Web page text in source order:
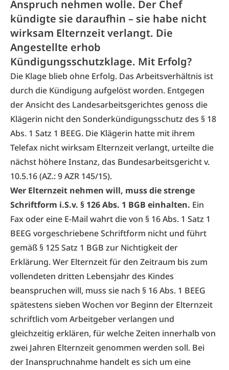
Anspruch nehmen wolle. Der Chef
kündigte sie daraufhin – sie habe nicht
wirksam Elternzeit verlangt. Die
Angestellte erhob
Kündigungsschutzklage. Mit Erfolg?
Die Klage blieb ohne Erfolg. Das Arbeitsverhältnis ist
durch die Kündigung aufgelöst worden. Entgegen
der Ansicht des Landesarbeitsgerichtes genoss die
Klägerin nicht den Sonderkündigungsschutz des § 18
Abs. 1 Satz 1 BEEG. Die Klägerin hatte mit ihrem
Telefax nicht wirksam Elternzeit verlangt, urteilte die
nächst höhere Instanz, das Bundesarbeitsgericht v.
10.5.16 (AZ.: 9 AZR 145/15).
Wer Elternzeit nehmen will, muss die strenge
Schriftform i.S.v. § 126 Abs. 1 BGB einhalten. Ein
Fax oder eine E-Mail wahrt die von § 16 Abs. 1 Satz 1
BEEG vorgeschriebene Schriftform nicht und führt
gemäß § 125 Satz 1 BGB zur Nichtigkeit der
Erklärung. Wer Elternzeit für den Zeitraum bis zum
vollendeten dritten Lebensjahr des Kindes
beanspruchen will, muss sie nach § 16 Abs. 1 BEEG
spätestens sieben Wochen vor Beginn der Elternzeit
schriftlich vom Arbeitgeber verlangen und
gleichzeitig erklären, für welche Zeiten innerhalb von
zwei Jahren Elternzeit genommen werden soll. Bei
der Inanspruchnahme handelt es sich um eine